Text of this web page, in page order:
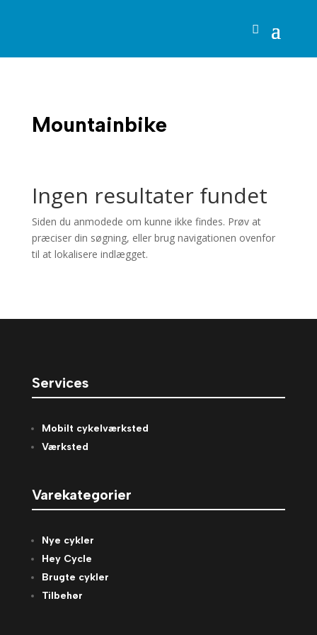
Mountainbike
Ingen resultater fundet
Siden du anmodede om kunne ikke findes. Prøv at
præciser din søgning, eller brug navigationen ovenfor
til at lokalisere indlægget.
Services
Mobilt cykelværksted
Værksted
Varekategorier
Nye cykler
Hey Cycle
Brugte cykler
Tilbehør